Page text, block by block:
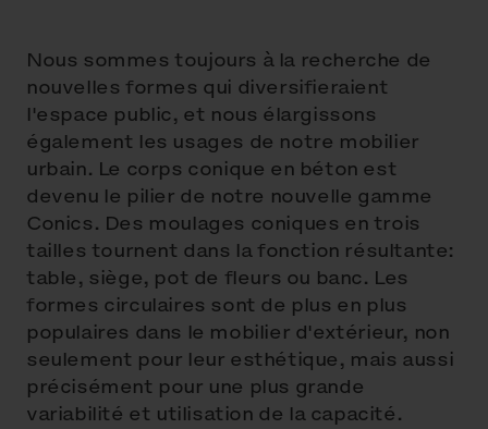
Nous sommes toujours à la recherche de
nouvelles formes qui diversifieraient
l'espace public, et nous élargissons
également les usages de notre mobilier
urbain. Le corps conique en béton est
devenu le pilier de notre nouvelle gamme
Conics. Des moulages coniques en trois
tailles tournent dans la fonction résultante:
table, siège, pot de fleurs ou banc. Les
formes circulaires sont de plus en plus
populaires dans le mobilier d'extérieur, non
seulement pour leur esthétique, mais aussi
précisément pour une plus grande
variabilité et utilisation de la capacité.